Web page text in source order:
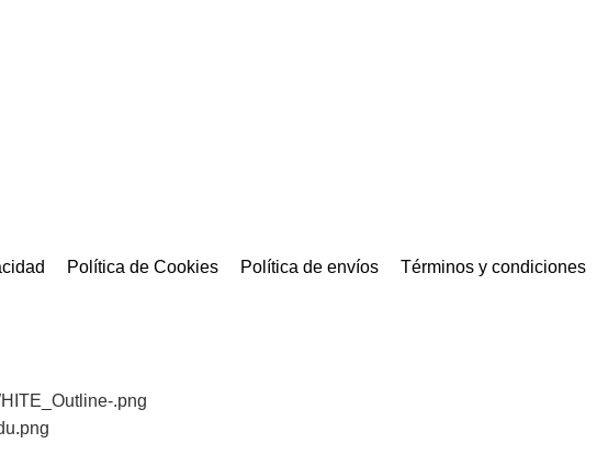
Política de Cookies Política de envíos Términos y condiciones